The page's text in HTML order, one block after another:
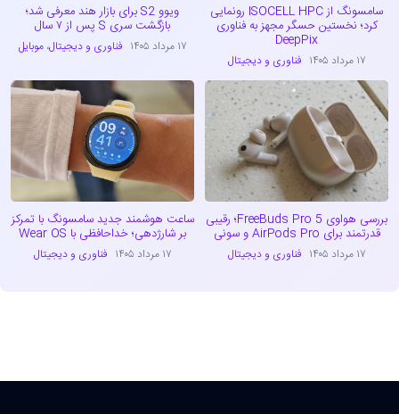
سامسونگ از ISOCELL HPC رونمایی
کرد؛ نخستین حسگر مجهز به فناوری
DeepPix
۱۷ مرداد ۱۴۰۵ فناوری و دیجیتال
ویوو S2 برای بازار هند معرفی شد؛
بازگشت سری S پس از ۷ سال
۱۷ مرداد ۱۴۰۵ فناوری و دیجیتال،موبایل
بررسی هواوی FreeBuds Pro 5؛ رقیبی
قدرتمند برای AirPods Pro و سونی
۱۷ مرداد ۱۴۰۵ فناوری و دیجیتال
ساعت هوشمند جدید سامسونگ با تمرکز
بر شارژدهی؛ خداحافظی با Wear OS
۱۷ مرداد ۱۴۰۵ فناوری و دیجیتال